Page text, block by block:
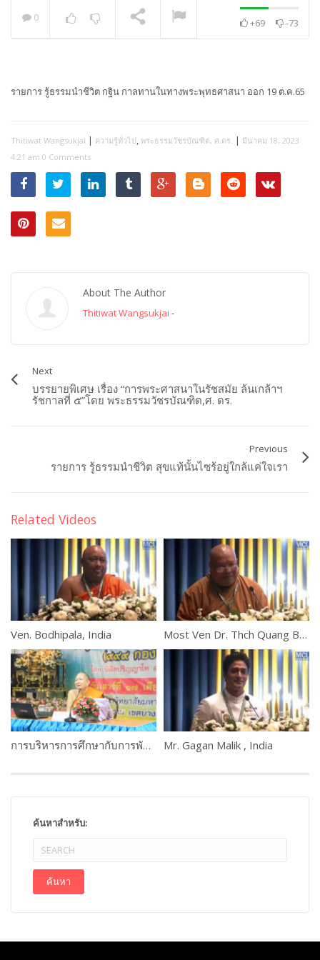
0 +69 -73
รายการ รู้ธรรมนำชีวิต กฐิน กาลทานในทางพระพุทธศาสนา ออก 19 ต.ค.65
Thitiwat Wangsukjai | ความรู้ทั่วไป, พระธรรมวัชรบัณฑิต, ศ.ดร. | มีนาคม 18, 2023
4:21 am 0 Comments
About The Author
Thitiwat Wangsukjai -
Next
บรรยายพิเศษ เรื่อง “การพระศาสนาในรัชสมัย ล้นเกล้าฯ
รัชกาลที่ ๕”โดย พระธรรมวัชรบัณฑิต,ศ. ดร.
Previous
รายการ รู้ธรรมนำชีวิต สุขแท้นั้นไซร้อยู่ใกล้แค่ใจเรา
Related Videos
Ven. Bodhipala, India Most Ven Dr. Thch Quang Ba, Australia
การบริหารการศึกษากับการพัฒนางานคณะสงฆ์ Mr. Gagan Malik , India
ค้นหาสำหรับ: